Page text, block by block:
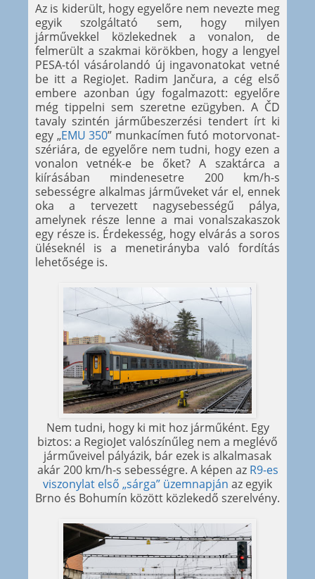
Az is kiderült, hogy egyelőre nem nevezte meg
egyik szolgáltató sem, hogy milyen
járművekkel közlekednek a vonalon, de
felmerült a szakmai körökben, hogy a lengyel
PESA-tól vásárolandó új ingavonatokat vetné
be itt a RegioJet. Radim Jančura, a cég első
embere azonban úgy fogalmazott: egyelőre
még tippelni sem szeretne ezügyben. A ČD
tavaly szintén járműbeszerzési tendert írt ki
egy „EMU 350” munkacímen futó motorvonat-
szériára, de egyelőre nem tudni, hogy ezen a
vonalon vetnék-e be őket? A szaktárca a
kiírásában mindenesetre 200 km/h-s
sebességre alkalmas járműveket vár el, ennek
oka a tervezett nagysebességű pálya,
amelynek része lenne a mai vonalszakaszok
egy része is. Érdekesség, hogy elvárás a soros
üléseknél is a menetirányba való fordítás
lehetősége is.
Nem tudni, hogy ki mit hoz járműként. Egy
biztos: a RegioJet valószínűleg nem a meglévő
járműveivel pályázik, bár ezek is alkalmasak
akár 200 km/h-s sebességre. A képen az R9-es
viszonylat első „sárga” üzemnapján az egyik
Brno és Bohumín között közlekedő szerelvény.